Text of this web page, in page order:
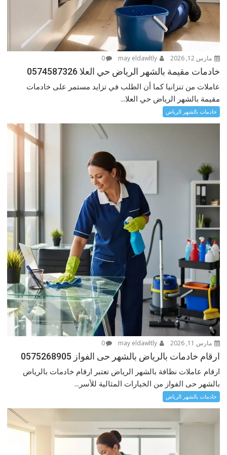
مارس 12, 2026 may eldawltly
0
خادمات مقيمة بالشهر الرياض حي العلا 0574587326
عاملات من تنزانيا كما أن الطلب في تزايد مستمر على خادمات
مقيمة بالشهر الرياض حي العلا...
خادمات بالشهر الرياض
مارس 11, 2026 may eldawltly
0
ارقام خادمات بالرياض بالشهر حى الفواز 0575268905
ارقام عاملات نظافة بالشهر الرياض تعتبر ارقام خادمات بالرياض
بالشهر حى الفواز من الخيارات المثالية للأسر...
خادمات بالشهر الرياض